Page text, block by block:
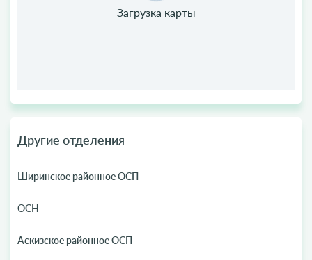
Другие отделения
Ширинское районное ОСП
ОСН
Аскизское районное ОСП